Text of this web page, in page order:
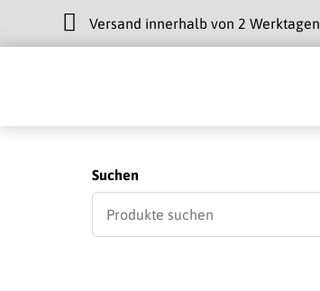
Versand innerhalb von 2 Werktagen
Suchen